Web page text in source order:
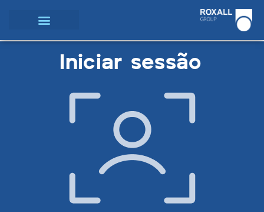
Iniciar sessão